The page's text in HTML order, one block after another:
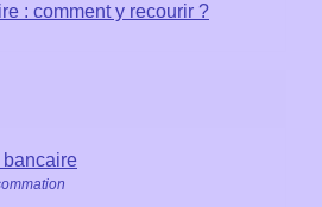
: comment y recourir ?
bancaire